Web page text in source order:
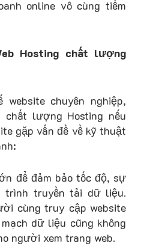
online vô cùng tiềm
Hosting chất lượng
chuyên nghiệp,
lượng Hosting nếu
gặp vấn đề về kỹ thuật
để đảm bảo tốc độ, sự
trình truyền tải dữ liệu.
cùng truy cập website
dữ liệu cũng không
người xem trang web.